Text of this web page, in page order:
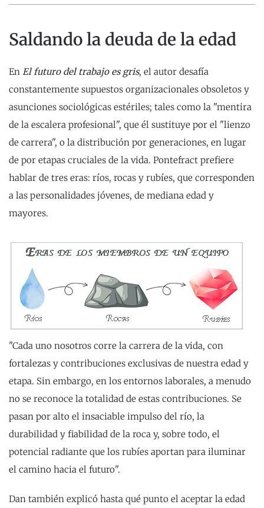
Saldando la deuda de la edad
En El futuro del trabajo es gris, el autor desafía
constantemente supuestos organizacionales obsoletos y
asunciones sociológicas estériles; tales como la "mentira
de la escalera profesional", que él sustituye por el "lienzo
de carrera", o la distribución por generaciones, en lugar
de por etapas cruciales de la vida. Pontefract prefiere
hablar de tres eras: ríos, rocas y rubíes, que corresponden
a las personalidades jóvenes, de mediana edad y
mayores.
"Cada uno nosotros corre la carrera de la vida, con
fortalezas y contribuciones exclusivas de nuestra edad y
etapa. Sin embargo, en los entornos laborales, a menudo
no se reconoce la totalidad de estas contribuciones. Se
pasan por alto el insaciable impulso del río, la
durabilidad y fiabilidad de la roca y, sobre todo, el
potencial radiante que los rubíes aportan para iluminar
el camino hacia el futuro".
Dan también explicó hasta qué punto el aceptar la edad